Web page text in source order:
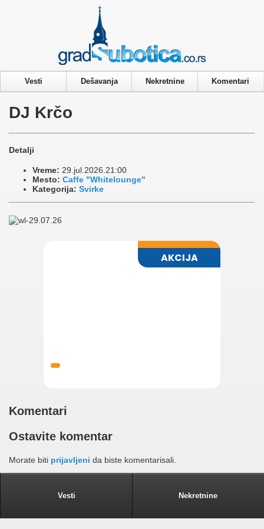
Vesti Dešavanja Nekretnine Komentari
DJ Krčo
Detalji
Vreme: 29.jul.2026.21:00
Mesto: Caffe "Whitelounge"
Kategorija: Svirke
Komentari
Ostavite komentar
Morate biti prijavljeni da biste komentarisali.
Vesti Nekretnine
Privacy & Cookies Policy